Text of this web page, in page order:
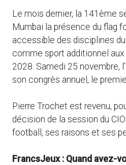
Le mois dernier, la 141ème
Mumbai la présence du flag
accessible des disciplines
comme sport additionnel
2028. Samedi 25 novembre,
son congrès annuel, le
Pierre Trochet est revenu,
décision de la session du
football, ses raisons et ses
FrancsJeux : Quand avez-